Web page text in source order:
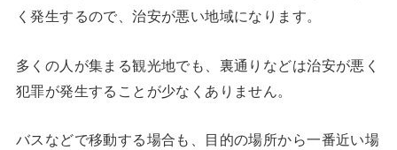
く発生するので、治安が悪い地域になります。
多くの人が集まる観光地でも、裏通りなどは治安が悪く
犯罪が発生することが少なくありません。
バスなどで移動する場合も、目的の場所から一番近い場